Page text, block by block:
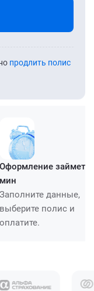
продлить полис
Оформление займет
мин
Заполните данные,
выберите полис и
оплатите.